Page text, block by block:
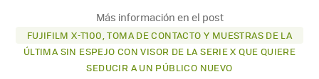
Más información en el post
FUJIFILM X-T100, TOMA DE CONTACTO Y MUESTRAS DE LA
ÚLTIMA SIN ESPEJO CON VISOR DE LA SERIE X QUE QUIERE
SEDUCIR A UN PÚBLICO NUEVO